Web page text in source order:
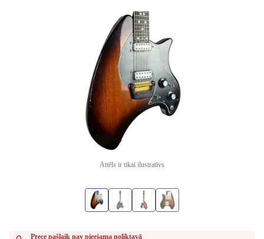
Attēls ir tikai ilustratīvs
Prece pašlaik nav pieejama noliktavā